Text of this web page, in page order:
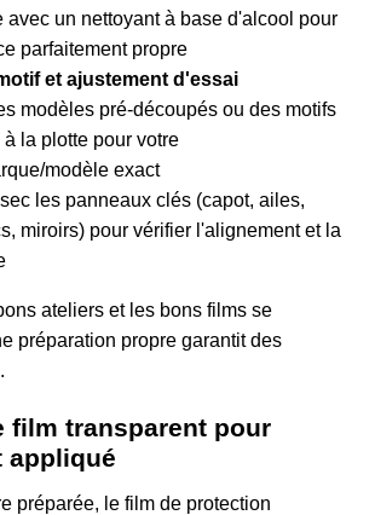
avec un nettoyant à base d'alcool pour
parfaitement propre
et ajustement d'essai
modèles pré-découpés ou des motifs
la plotte pour votre
modèle exact
les panneaux clés (capot, ailes,
miroirs) pour vérifier l'alignement et la
ateliers et les bons films se
préparation propre garantit des
film transparent pour
appliqué
préparée, le film de protection